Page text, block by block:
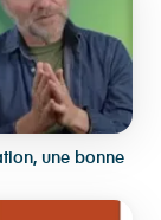
une bonne